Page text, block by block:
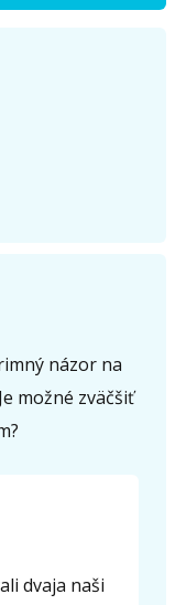
názor na
možné zväčšiť
dvaja naši